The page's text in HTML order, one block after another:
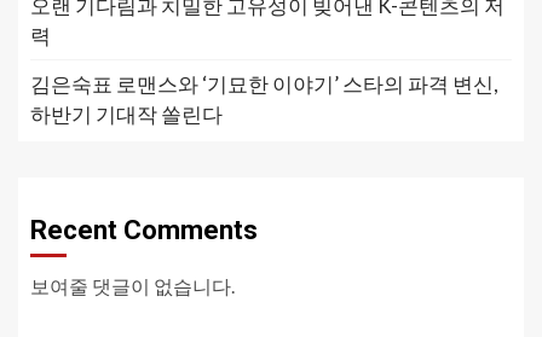
력
김은숙표 로맨스와 ‘기묘한 이야기’ 스타의 파격 변신,
하반기 기대작 쏠린다
Recent Comments
보여줄 댓글이 없습니다.